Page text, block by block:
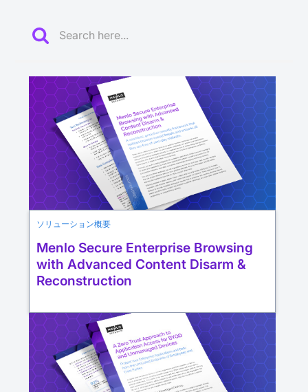
ソリューション概要
Menlo Secure Enterprise Browsing
with Advanced Content Disarm &
Reconstruction